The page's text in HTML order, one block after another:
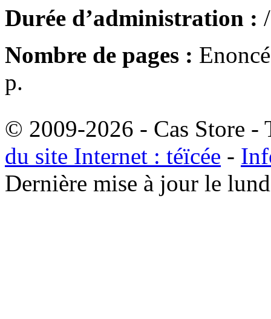
Durée d’administration : /
Nombre de pages :
p.
© 2009-2026 - Cas Store -
du site Internet : téïcée -
Dernière mise à jour le